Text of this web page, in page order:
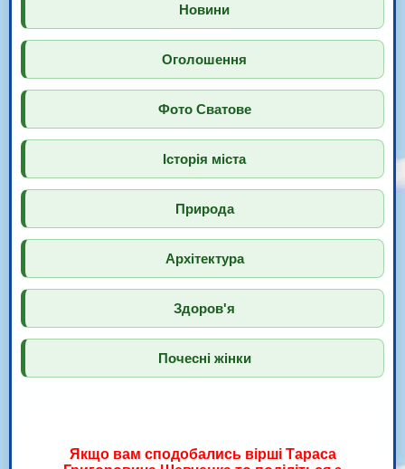
Новини
Оголошення
Фото Сватове
Історія міста
Природа
Архітектура
Здоров'я
Почесні жінки
Якщо вам сподобались вірші Тараса